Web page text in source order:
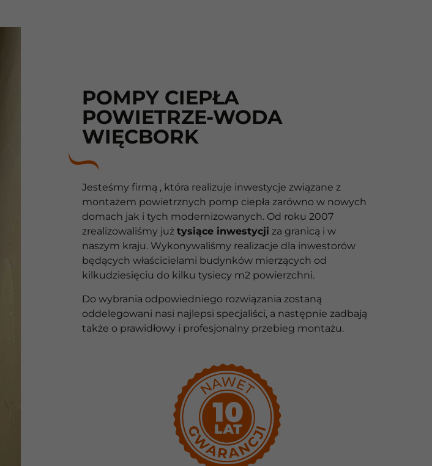
POMPY CIEPŁA
POWIETRZE-WODA
WIĘCBORK
Jesteśmy firmą , która realizuje inwestycje związane z
montażem powietrznych pomp ciepła zarówno w nowych
domach jak i tych modernizowanych. Od roku 2007
zrealizowaliśmy już tysiące inwestycji za granicą i w
naszym kraju. Wykonywaliśmy realizacje dla inwestorów
będących właścicielami budynków mierzących od
kilkudziesięciu do kilku tysiecy m2 powierzchni.
Do wybrania odpowiedniego rozwiązania zostaną
oddelegowani nasi najlepsi specjaliści, a następnie zadbają
także o prawidłowy i profesjonalny przebieg montażu.